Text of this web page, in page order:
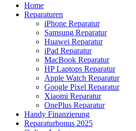
Home
Reparaturen
iPhone Reparatur
Samsung Reparatur
Huawei Reparatur
iPad Reparatur
MacBook Reparatur
HP Laptops Reparatur
Apple Watch Reparatur
Google Pixel Reparatur
Xiaomi Reparatur
OnePlus Reparatur
Handy Finanzierung
Reparaturbonus 2025